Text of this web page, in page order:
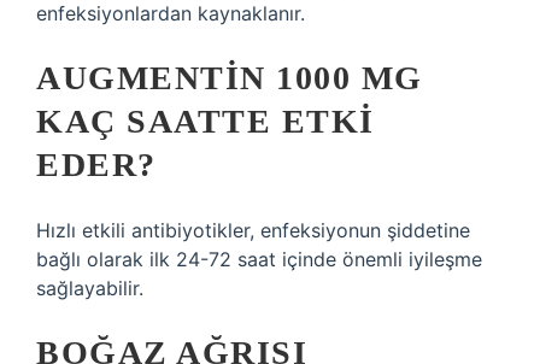
enfeksiyonlardan kaynaklanır.
AUGMENTIN 1000 MG
KAÇ SAATTE ETKI
EDER?
Hızlı etkili antibiyotikler, enfeksiyonun şiddetine
bağlı olarak ilk 24-72 saat içinde önemli iyileşme
sağlayabilir.
BOĞAZ AĞRISI